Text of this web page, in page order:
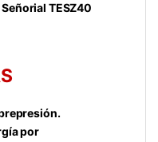
TESZ40
por